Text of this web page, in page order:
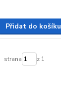
Přidat do košíku
strana z 1